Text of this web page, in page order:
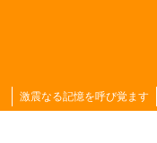
激震なる記憶を呼び覚ます